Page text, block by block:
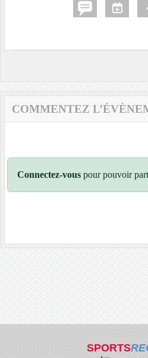
COMMENTEZ
Connectez-vous pour pouvoir
SPORTS